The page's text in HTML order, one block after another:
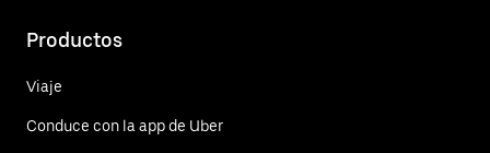
Productos
Viaje
Conduce con la app de Uber